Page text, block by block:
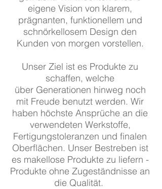
eigene Vision von klarem,
prägnanten, funktionellem und
schnörkellosem Design den
Kunden von morgen vorstellen.
Unser Ziel ist es Produkte zu
schaffen, welche
über Generationen hinweg noch
mit Freude benutzt werden. Wir
haben höchste Ansprüche an die
verwendeten Werkstoffe,
Fertigungstoleranzen und finalen
Oberflächen. Unser Bestreben ist
es makellose Produkte zu liefern -
Produkte ohne Zugeständnisse an
die Qualität.